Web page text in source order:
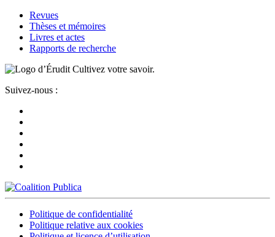
Revues
Thèses et mémoires
Livres et actes
Rapports de recherche
Cultivez votre savoir.
Suivez-nous :
Politique de confidentialité
Politique relative aux cookies